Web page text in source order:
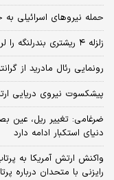
حمله نیروهای اسرائیلی
زلزله ۴ ریشتری بندرلنگه را لرزاند
رونمایی رئال مادرید از
پیشکسوت نیروی دریایی
ضرغامی: تغییر ریل، عین
دنیای استکبار ادامه دارد
واکنش ارتش آمریکا به
رایزنی با متحدان